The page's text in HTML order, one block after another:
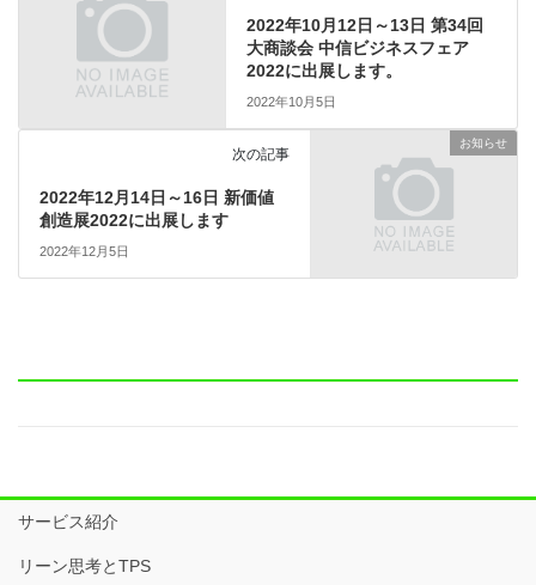
2022年10月12日～13日 第34回
大商談会 中信ビジネスフェア
2022に出展します。
2022年10月5日
お知らせ
次の記事
2022年12月14日～16日 新価値
創造展2022に出展します
2022年12月5日
サービス紹介
リーン思考とTPS